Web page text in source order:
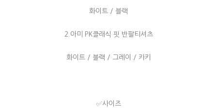
화이트 / 블랙
2.아미 PK클래식 핏 반팔티셔츠
화이트 / 블랙 / 그레이 / 카키
✅사이즈